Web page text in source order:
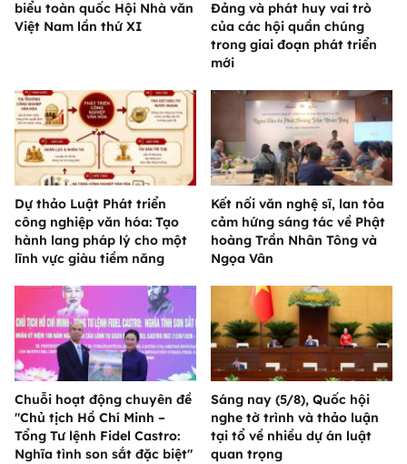
biểu toàn quốc Hội Nhà văn
Việt Nam lần thứ XI
Đảng và phát huy vai trò
của các hội quần chúng
trong giai đoạn phát triển
mới
Dự thảo Luật Phát triển
công nghiệp văn hóa: Tạo
hành lang pháp lý cho một
lĩnh vực giàu tiềm năng
Kết nối văn nghệ sĩ, lan tỏa
cảm hứng sáng tác về Phật
hoàng Trần Nhân Tông và
Ngọa Vân
Chuỗi hoạt động chuyên đề
"Chủ tịch Hồ Chí Minh –
Tổng Tư lệnh Fidel Castro:
Nghĩa tình son sắt đặc biệt"
Sáng nay (5/8), Quốc hội
nghe tờ trình và thảo luận
tại tổ về nhiều dự án luật
quan trọng